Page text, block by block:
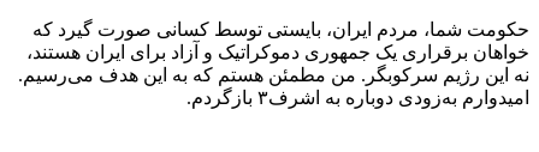
حکومت شما، مردم ایران، بایستی توسط کسانی صورت گیرد که
خواهان برقراری یک جمهوری دموکراتیک و آزاد برای ایران هستند،
نه این رژیم سرکوبگر. من مطمئن هستم که به این هدف می‌رسیم.
امیدوارم به‌زودی دوباره به اشرف۳ بازگردم.